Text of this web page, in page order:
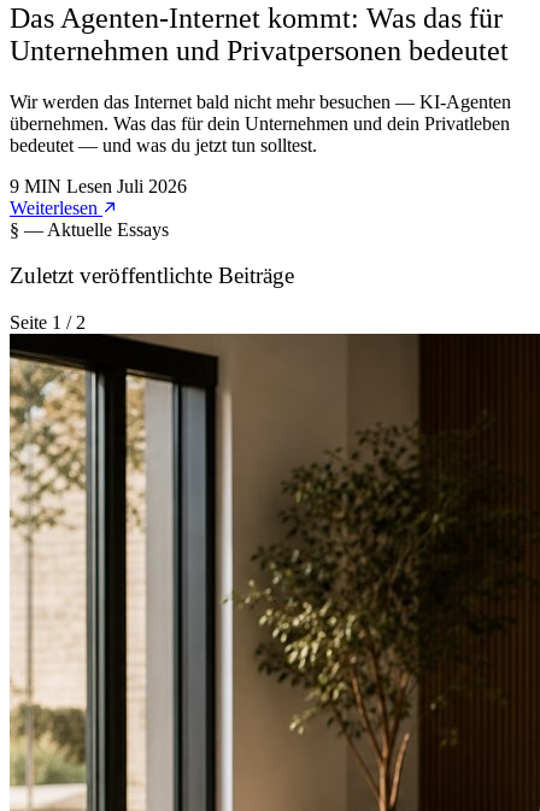
Das Agenten-Internet kommt: Was das für
Unternehmen und Privatpersonen bedeutet
Wir werden das Internet bald nicht mehr besuchen — KI-Agenten
übernehmen. Was das für dein Unternehmen und dein Privatleben
bedeutet — und was du jetzt tun solltest.
9 MIN Lesen Juli 2026
Weiterlesen
§ — Aktuelle Essays
Zuletzt veröffentlichte Beiträge
Seite 1 / 2